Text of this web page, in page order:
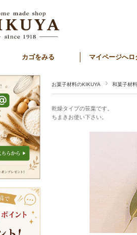
カゴをみる マイページへロ
お菓子材料のKIKUYA 和菓子材料
乾燥タイプの笹葉です。
ちまきお使い下さい。